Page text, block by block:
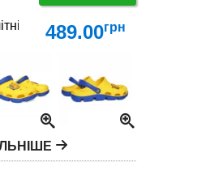
EVA 41-46 – легкі та
489.00грн